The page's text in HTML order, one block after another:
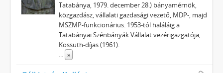
Tatabánya, 1979. december 28.) bányamérnök,
közgazdász, vállalati gazdasági vezető, MDP-, majd
MSZMP-funkcionárius. 1953-tól haláláig a
Tatabányai Szénbányák Vállalat vezérigazgatója,
Kossuth-díjas (1961).
... »